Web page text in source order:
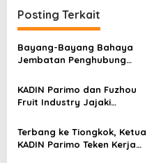
g
a
s
i
p
o
s
Posting Terkait
Bayang-Bayang Bahaya
Jembatan Penghubung
KADIN Parimo dan Fuzhou
Fruit Industry Jajaki
ke Pasar Tiongkok
Terbang ke Tiongkok, Ketua
KADIN Parimo Teken Kerja